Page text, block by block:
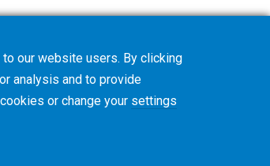
our website users. By clicking
analysis and to provide
or change your settings